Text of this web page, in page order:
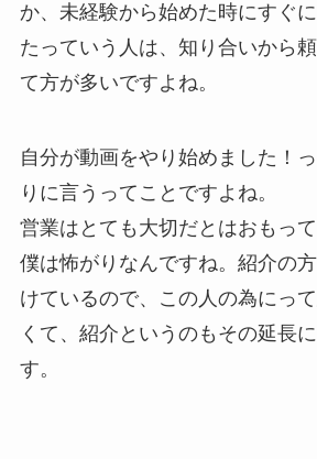
か、未経験から始めた時にすぐ
たっていう人は、知り合いから
て方が多いですよね。
自分が動画をやり始めました！
りに言うってことですよね。
営業はとても大切だとはおもって
僕は怖がりなんですね。紹介の
けているので、この人の為にっ
くて、紹介というのもその延長
す。